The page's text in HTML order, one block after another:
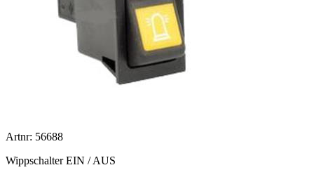
Artnr: 56688
Wippschalter EIN / AUS